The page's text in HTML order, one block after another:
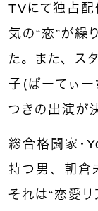
TVにて独占配
気の“恋”が繰
た。また、ス
子（ぱーてぃ
つきの出演が
総合格闘家・
持つ男、朝倉
それは“恋愛